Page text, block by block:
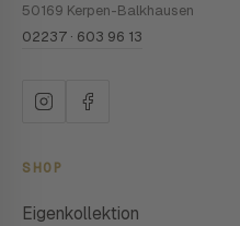
50169 Kerpen-Balkhausen
02237 · 603 96 13
SHOP
Eigenkollektion